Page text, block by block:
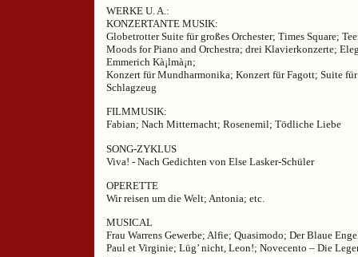
WERKE U. A.:
KONZERTANTE MUSIK:
Globetrotter Suite für großes Orchester; Times Square;
Moods for Piano and Orchestra; drei Klavierkonzerte;
Emmerich Kà¡lmà¡n;
Konzert für Mundharmonika; Konzert für Fagott; Suite
Schlagzeug
FILMMUSIK:
Fabian; Nach Mitternacht; Rosenemil; Tödliche Liebe
SONG-ZYKLUS
Viva! - Nach Gedichten von Else Lasker-Schüler
OPERETTE
Wir reisen um die Welt; Antonia; etc.
MUSICAL
Frau Warrens Gewerbe; Alfie; Quasimodo; Der Blaue
Paul et Virginie; Lüg’ nicht, Leon!; Novecento – Die